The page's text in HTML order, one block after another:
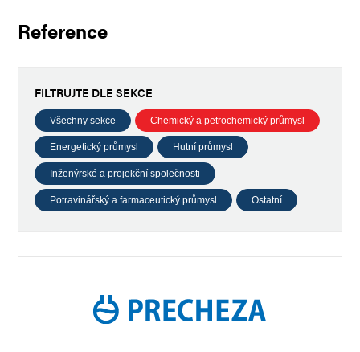
Reference
FILTRUJTE DLE SEKCE
Všechny sekce Chemický a petrochemický průmysl
Energetický průmysl Hutní průmysl
Inženýrské a projekční společnosti
Potravinářský a farmaceutický průmysl Ostatní